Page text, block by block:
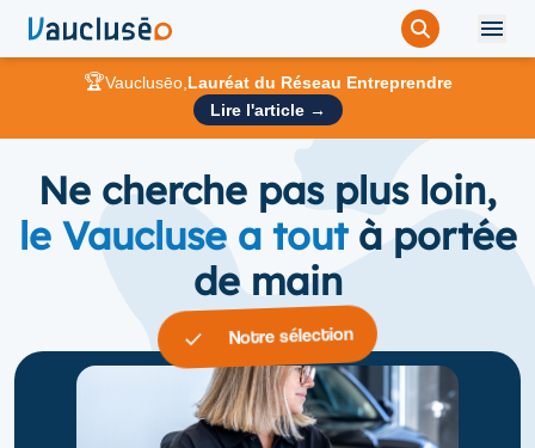
🏆Vauclusēo, Lauréat du Réseau Entreprendre
Lire l'article →
Ne cherche pas plus loin,
le Vaucluse a tout à portée
de main
Notre sélection